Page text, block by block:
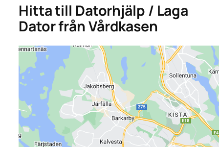
Hitta till Datorhjälp / Laga
Dator från Vårdkasen